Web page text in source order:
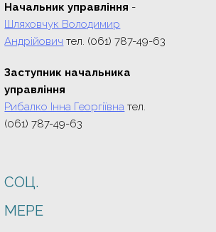
Начальник управління -
Шляховчук Володимир
Андрійович тел. (061) 787-49-63
Заступник начальника
управління
Рибалко Інна Георгіївна тел.
(061) 787-49-63
СОЦ.
МЕРЕ